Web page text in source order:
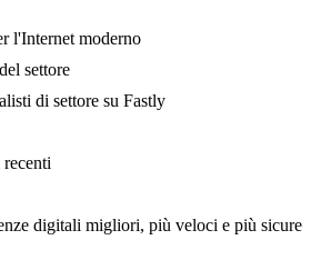
l'Internet moderno
settore
di settore su Fastly
digitali migliori, più veloci e più sicure